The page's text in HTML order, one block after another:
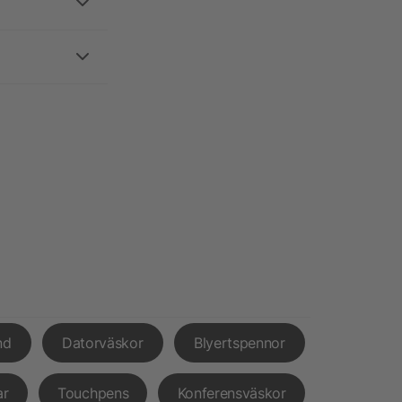
Datorväskor Blyertspennor
Touchpens Konferensväskor